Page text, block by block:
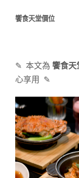
饗食天堂價位
✎  本文為 饗食天
心享用  ✎